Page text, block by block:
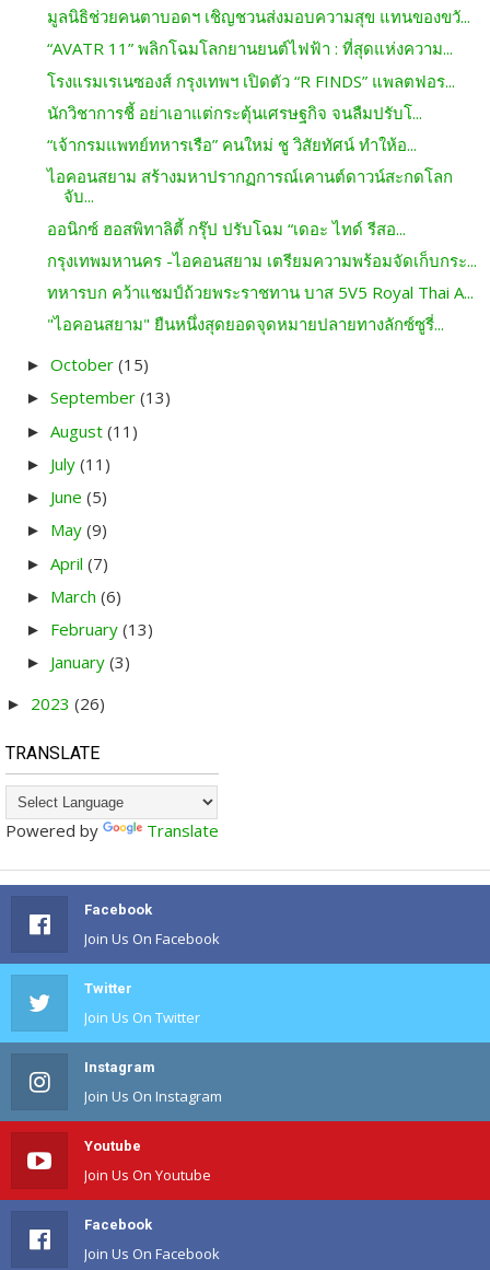
มูลนิธิช่วยคนตาบอดฯ เชิญชวนส่งมอบความสุข แทนของขวั...
“AVATR 11” พลิกโฉมโลกยานยนต์ไฟฟ้า : ที่สุดแห่งความ...
โรงแรมเรเนซองส์ กรุงเทพฯ เปิดตัว “R FINDS” แพลตฟอร...
นักวิชาการชี้ อย่าเอาแต่กระตุ้นเศรษฐกิจ จนลืมปรับโ...
“เจ้ากรมแพทย์ทหารเรือ” คนใหม่ ชู วิสัยทัศน์ ทำให้อ...
ไอคอนสยาม สร้างมหาปรากฏการณ์เคานต์ดาวน์สะกดโลก
จับ...
ออนิกซ์ ฮอสพิทาลิตี้ กรุ๊ป ปรับโฉม “เดอะ ไทด์ รีสอ...
กรุงเทพมหานคร -ไอคอนสยาม เตรียมความพร้อมจัดเก็บกระ...
ทหารบก คว้าแชมป์ถ้วยพระราชทาน บาส 5V5 Royal Thai A...
"ไอคอนสยาม" ยืนหนึ่งสุดยอดจุดหมายปลายทางลักซ์ซูรี่...
► October (15)
► September (13)
► August (11)
► July (11)
► June (5)
► May (9)
► April (7)
► March (6)
► February (13)
► January (3)
► 2023 (26)
TRANSLATE
Powered by Translate
Facebook
Join Us On Facebook
Twitter
Join Us On Twitter
Instagram
Join Us On Instagram
Youtube
Join Us On Youtube
Facebook
Join Us On Facebook